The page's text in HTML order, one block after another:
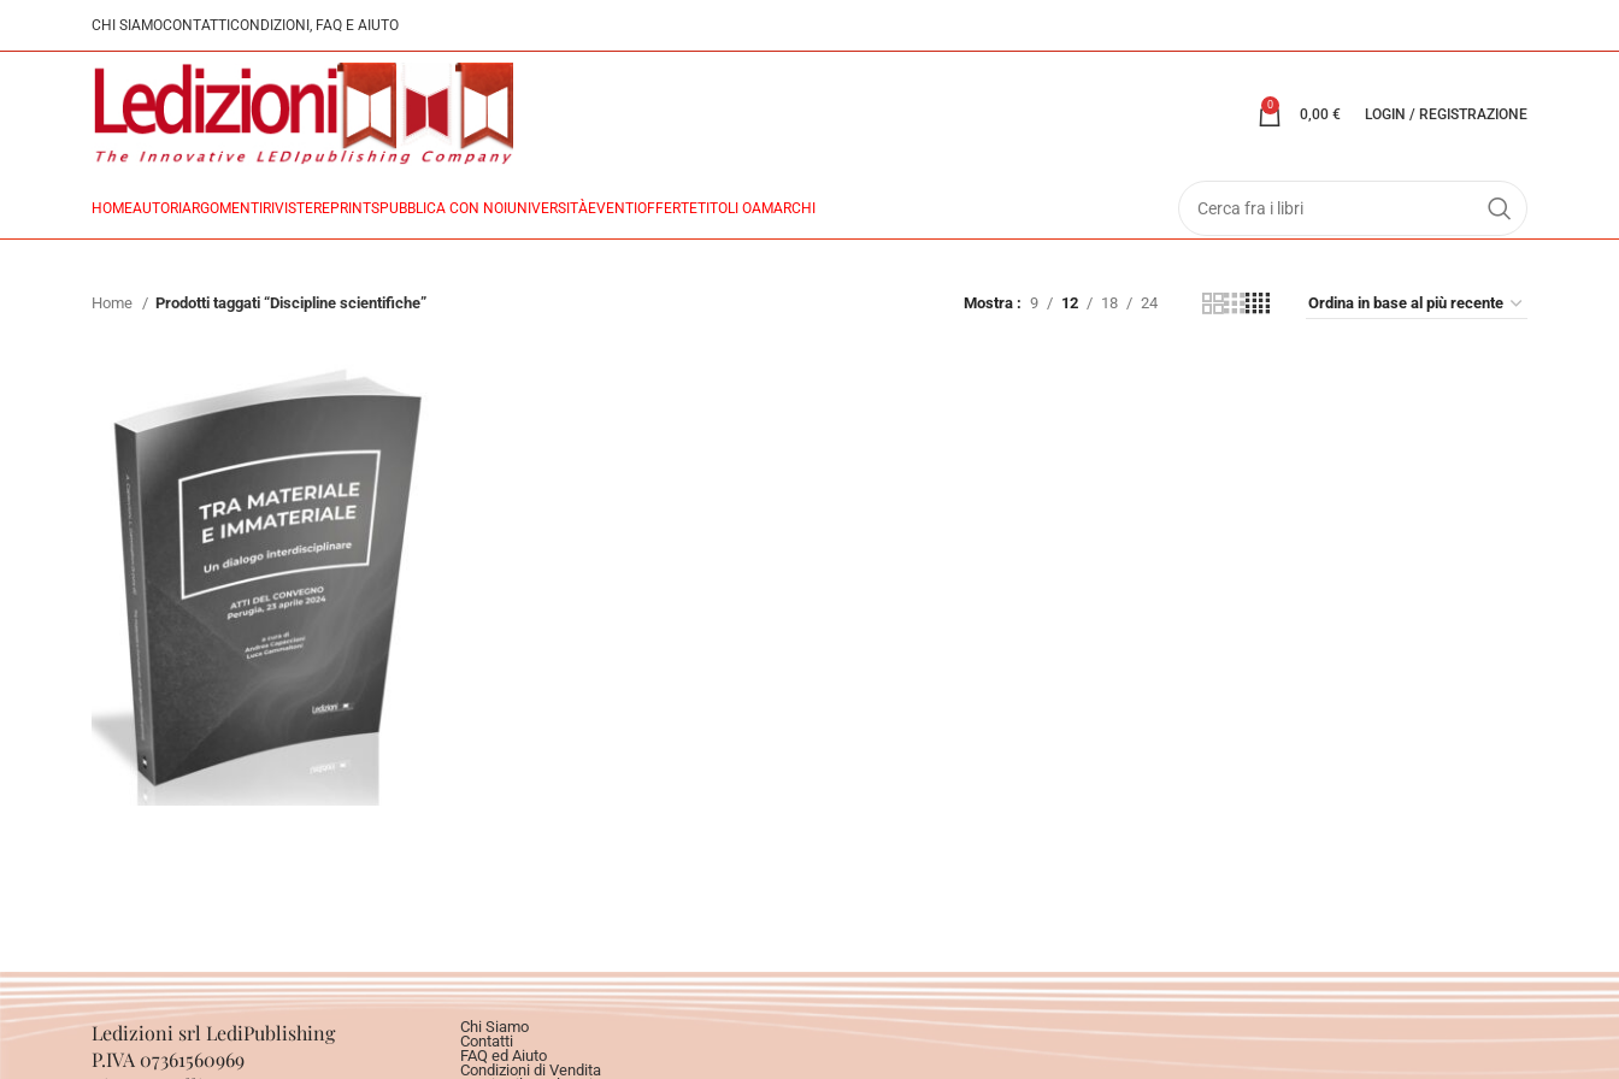
CHI SIAMOCONTATTI CONDIZIONI, FAQ E AIUTO
0
0,00 € LOGIN / REGISTRAZIONE
HOMEAUTORI ARGOMENTI RIVISTEREPRINTSPUBBLICA CON NOI UNIVERSITÀEVENTI OFFERTETITOLI OAMARCHI
Home Prodotti taggati “Discipline scientifiche” Mostra 9 12 18 24
eBook in ePub eBook in PDF
0,00€
Ledizioni srl LediPublishing
P.IVA 07361560969
Chi Siamo
Contatti
FAQ ed Aiuto
Condizioni di Vendita